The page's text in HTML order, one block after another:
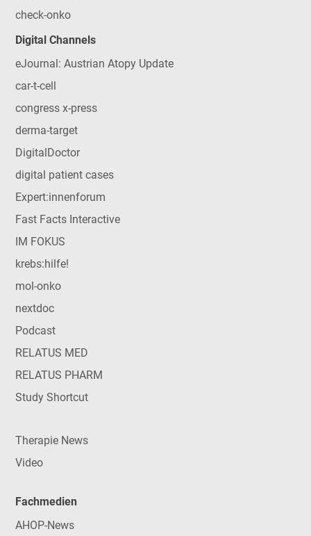
check-onko
Digital Channels
eJournal: Austrian Atopy Update
car-t-cell
congress x-press
derma-target
DigitalDoctor
digital patient cases
Expert:innenforum
Fast Facts Interactive
IM FOKUS
krebs:hilfe!
mol-onko
nextdoc
Podcast
RELATUS MED
RELATUS PHARM
Study Shortcut
Therapie News
Video
Fachmedien
AHOP-News